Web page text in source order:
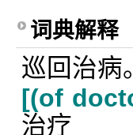
词典解释
巡回治病。
[(of
治疗